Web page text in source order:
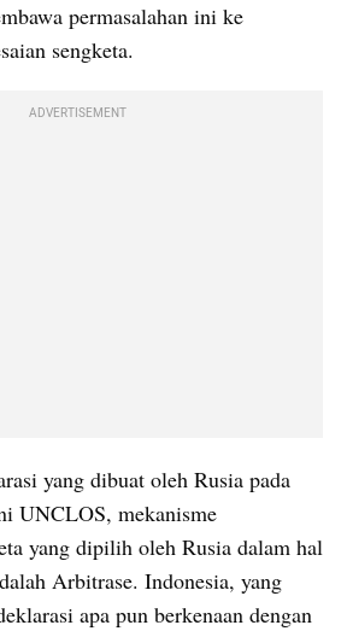
permasalahan ini ke
sengketa.
ADVERTISEMENT
yang dibuat oleh Rusia pada
UNCLOS, mekanisme
yang dipilih oleh Rusia dalam hal
Arbitrase. Indonesia, yang
apa pun berkenaan dengan